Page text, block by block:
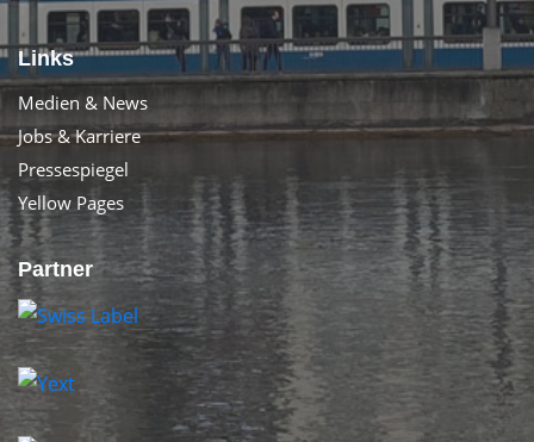
Links
Medien & News
Jobs & Karriere
Pressespiegel
Yellow Pages
Partner